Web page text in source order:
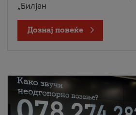
„Билјан
Дознај повеќе